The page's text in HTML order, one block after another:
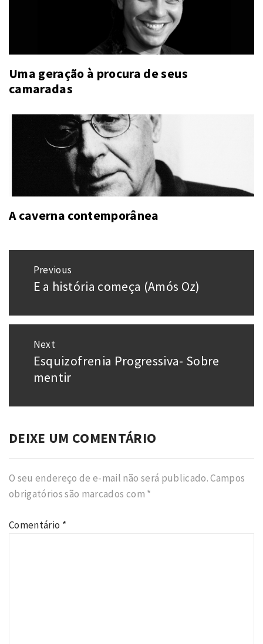
Uma geração à procura de seus
camaradas
A caverna contemporânea
Navegação
Previous
Previous
E a história começa (Amós Oz)
Next
Next
post:
Esquizofrenia Progressiva- Sobre
mentir
DEIXE UM COMENTÁRIO
O seu endereço de e-mail não será publicado.Campos
obrigatórios são marcados com *
Comentário *